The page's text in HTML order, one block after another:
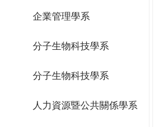
企業管理學系
分子生物科技學系
分子生物科技學系
人力資源暨公共關係學系